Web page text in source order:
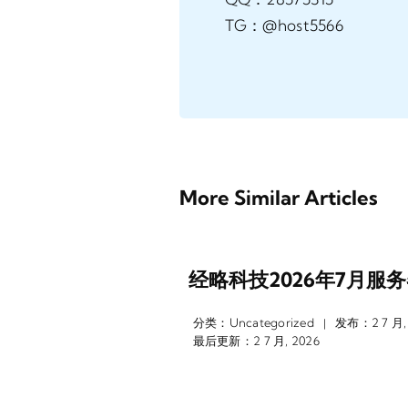
TG：@host5566
More Similar Articles
经略科技2026年7月服
分类： Uncategorized |
发布：2 7 月
最后更新：2 7 月, 2026